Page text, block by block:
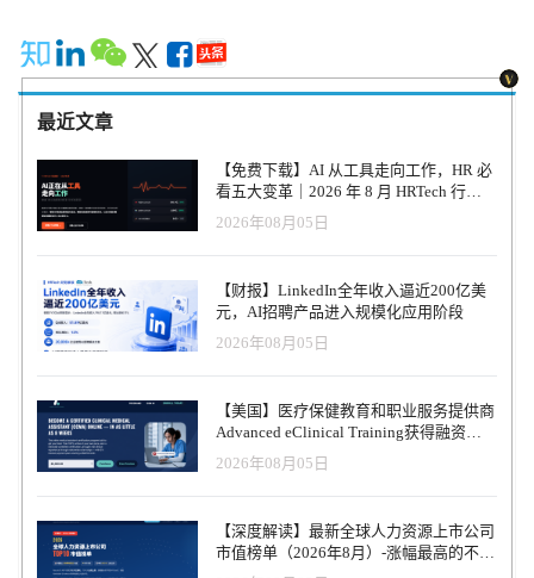
最近文章
【免费下载】AI 从工具走向工作，HR 必
看五大变革｜2026 年 8 月 HRTech 行业
观察报告
2026年08月05日
【财报】LinkedIn全年收入逼近200亿美
元，AI招聘产品进入规模化应用阶段
2026年08月05日
【美国】医疗保健教育和职业服务提供商
Advanced eClinical Training获得融资，
以加速医疗卫生人才队伍建设
2026年08月05日
【深度解读】最新全球人力资源上市公司
市值榜单（2026年8月）-涨幅最高的不是
AI软件，而是传统人力服务商